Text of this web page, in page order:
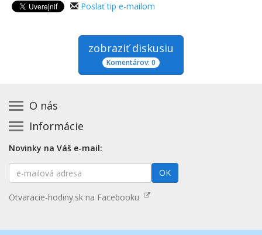
Poslať tip e-mailom
zobraziť diskusiu
Komentárov: 0
O nás
Kontakt na prevádzkovateľa
Zásady používania cookies
Prehlásenie o prístupnosti
Mapa stránok
Informácie
Základná registrácia otváracích hodín zadarmo
Platené služby
Nenašli ste otváracie hodiny? Pošlite nám tip
Aktualizácia otváracích hodín
Novinky na Váš e-mail:
E-
mailová
OK
Otvaracie-hodiny.sk na Facebooku